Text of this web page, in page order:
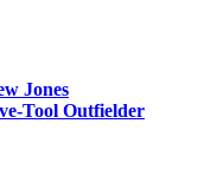
Jones
Tool Outfielder